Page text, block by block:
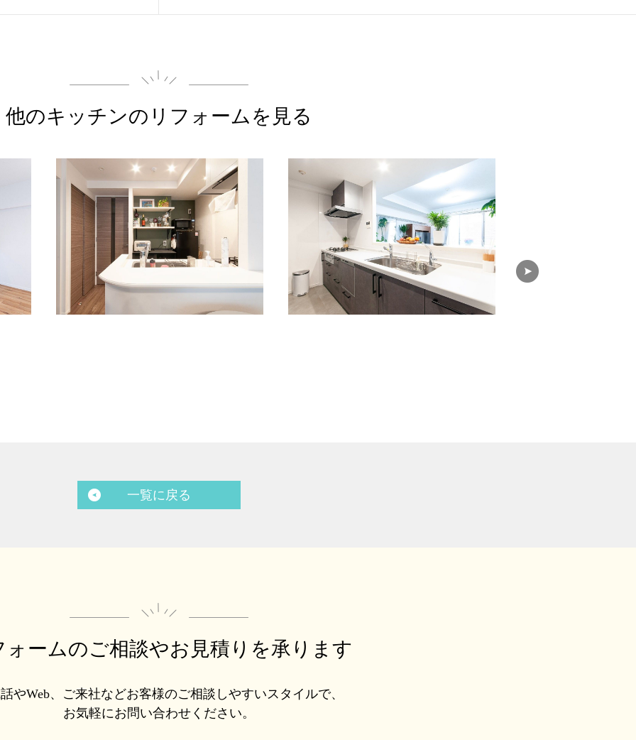
他のキッチンの リフォームを見る
一覧に戻る
ォームのご相談やお見積りを承ります
やWeb、ご来社などお客様のご相談しやすいスタイルで、
お気軽にお問い合わせください。